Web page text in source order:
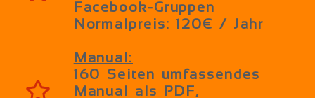
Facebook-Gruppen
Normalpreis: 120€ / Jahr
Manual:
160 Seiten umfassendes
Manual als PDF,